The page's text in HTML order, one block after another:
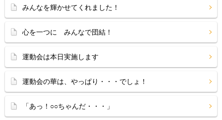
みんなを輝かせてくれました！
心を一つに みんなで団結！
運動会は本日実施します
運動会の華は、やっぱり・・・でしょ！
「あっ！○○ちゃんだ・・・」